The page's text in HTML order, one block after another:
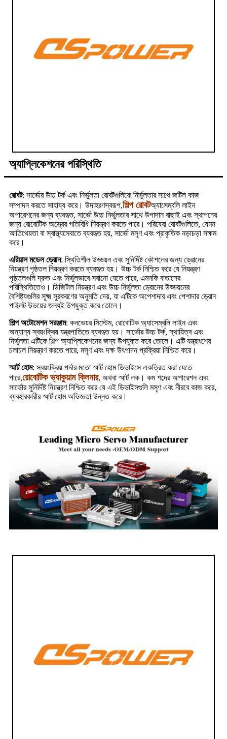
অ্যাপ্লিকেশনের পরিস্থিতি
রোবট: সার্ভোর উচ্চ টর্ক এবং নির্ভুলতা রোবটগুলিকে নির্ভুলতার সাথে জটিল কাজ
সম্পাদন করতে সাহায্য করে। উদাহরণস্বরূপ,শিল্প রোবটঅ্যাসেম্বলি লাইন
অপারেশনের জন্য ব্যবহৃত, সার্ভো উচ্চ নির্ভুলতার সাথে উপাদান বাছাই এবং স্থাপনের
জন্য রোবোটিক অস্ত্রের গতিবিধি নিয়ন্ত্রণ করতে পারে। পরিষেবা রোবটগুলিতে, যেমন
আতিথেয়তা বা স্বাস্থ্যসেবাতে ব্যবহৃত হয়, সার্ভো মসৃণ এবং প্রাকৃতিক নড়াচড়া সক্ষম
করে।
এরিয়াল মডেল ড্রোন: স্থিতিশীল উড্ডয়ন এবং সুনির্দিষ্ট কৌশলের জন্য ড্রোনের
নিয়ন্ত্রণ পৃষ্ঠতল নিয়ন্ত্রণ করতে ব্যবহৃত হয়। উচ্চ টর্ক নিশ্চিত করে যে নিয়ন্ত্রণ
পৃষ্ঠতলগুলি দ্রুত এবং নির্ভুলভাবে সরানো যেতে পারে, এমনকি বাতাসের
পরিস্থিতিতেও। ডিজিটাল নিয়ন্ত্রণ এবং উচ্চ নির্ভুলতা ড্রোনের উড্ডয়নের
বৈশিষ্ট্যগুলির সূক্ষ্ম সুরকরণের অনুমতি দেয়, যা এটিকে অপেশাদার এবং পেশাদার ড্রোন
পাইলট উভয়ের জন্যই উপযুক্ত করে তোলে।
শিল্প অটোমেশন সরঞ্জাম: কনভেয়র সিস্টেম, রোবোটিক অ্যাসেম্বলি লাইন এবং
অন্যান্য স্বয়ংক্রিয় যন্ত্রপাতিতে ব্যবহৃত হয়। সার্ভোর উচ্চ টর্ক, স্থায়িত্ব এবং
নির্ভুলতা এটিকে শিল্প অ্যাপ্লিকেশনের জন্য উপযুক্ত করে তোলে। এটি যন্ত্রাংশের
চলাচল নিয়ন্ত্রণ করতে পারে, মসৃণ এবং দক্ষ উৎপাদন প্রক্রিয়া নিশ্চিত করে।
স্মার্ট হোম: স্বয়ংক্রিয় পর্দার মতো স্মার্ট হোম ডিভাইসে একত্রিত করা যেতে
পারে,রোবোটিক ভ্যাকুয়াম ক্লিনার, অথবা স্মার্ট লক। কম শব্দের অপারেশন এবং
সার্ভোর সুনির্দিষ্ট নিয়ন্ত্রণ নিশ্চিত করে যে এই ডিভাইসগুলি মসৃণ এবং নীরবে কাজ করে,
ব্যবহারকারীর স্মার্ট হোম অভিজ্ঞতা উন্নত করে।